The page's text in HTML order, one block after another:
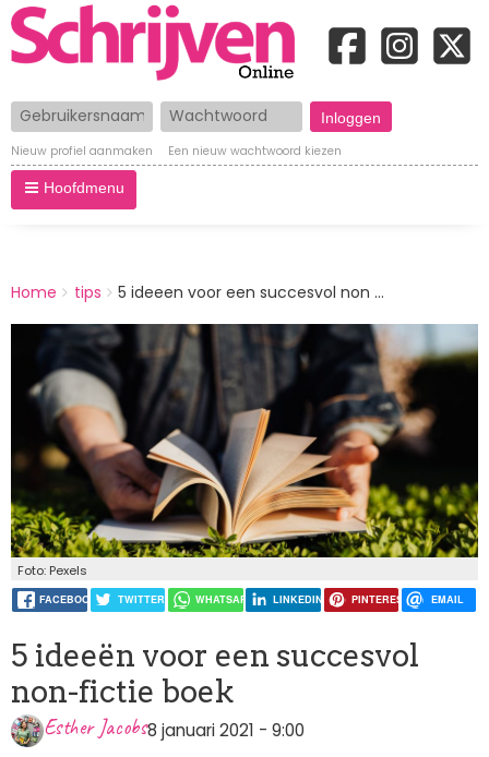
Gebruikersnaam Wachtwoord
Nieuw profiel aanmaken Een nieuw wachtwoord kiezen
Hoofdmenu
BREADCRUMBS
You
Home tips
5 ideeen voor een succesvol non ...
Afbeelding
Foto: Pexels
FACEBOOK TWITTER WHATSAPP LINKEDIN PINTEREST EMAIL
5 ideeën voor een succesvol
non-fictie boek
Esther Jacobs8 januari 2021 - 9:00